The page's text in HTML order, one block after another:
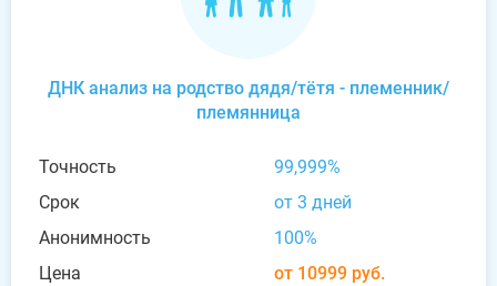
ДНК анализ на родство дядя/тётя - племенник/
племянница
Точность
99,999%
Срок
от 3 дней
Анонимность
100%
Цена
от 10999 руб.